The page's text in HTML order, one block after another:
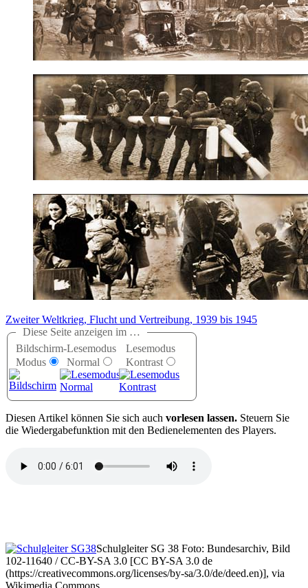
Zweiter Weltkrieg, Flucht und Vertreibung, 1939 bis 1945
Diese Seite anzeigen im …
Bildschirm-
Modus
Lesemodus
Normal
Lesemodus
Kontrast
Diesen Artikel können Sie sich auch vorlesen lassen. Steuern Sie
die Wiedergabefunktion mit den Bedienelementen des Players.
Schulgleiter SG 38 Foto: Bundesarchiv, Bild
102-11640 / CC-BY-SA 3.0 [CC BY-SA 3.0 de
(https://creativecommons.org/licenses/by-sa/3.0/de/deed.en)], via
Wikimedia Commons